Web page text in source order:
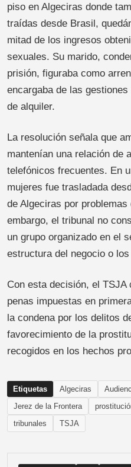
piso en Algeciras donde
traídas desde Brasil,
mitad de los ingresos
sexuales. Su marido,
prisión, figuraba como
encargaba de las
de alquiler.
La resolución señala que
mantenían una relación de
telefónicos frecuentes. En
mujeres fue trasladada
de Algeciras por
embargo, el tribunal no
un grupo organizado en el
estructura del negocio o
Con esta decisión, el
penas impuestas en
la condena por los delitos
favorecimiento de la
recogidos en los hechos
Etiquetas Algeciras
Jerez de la Frontera
tribunales
TSJA